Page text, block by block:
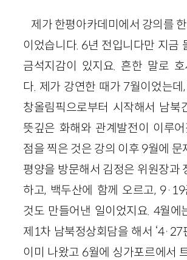
제가 한평아카데미에서 강의를
이었습니다. 6년 전입니다만 지금
금석지감이 있지요. 흔한 말로 호
다. 제가 강연한 때가 7월이었는데
창올림픽으로부터 시작해서 남북
뜻깊은 화해와 관계발전이 이루
점을 찍은 것은 강의 이후 9월에 문
평양을 방문해서 김정은 위원장과
하고, 백두산에 함께 오르고,
것도 만들어낸 일이었지요. 4월에
제1차 남북정상회담을 해서 ‘4·27
이미 나왔고 6월에 싱가포르에서